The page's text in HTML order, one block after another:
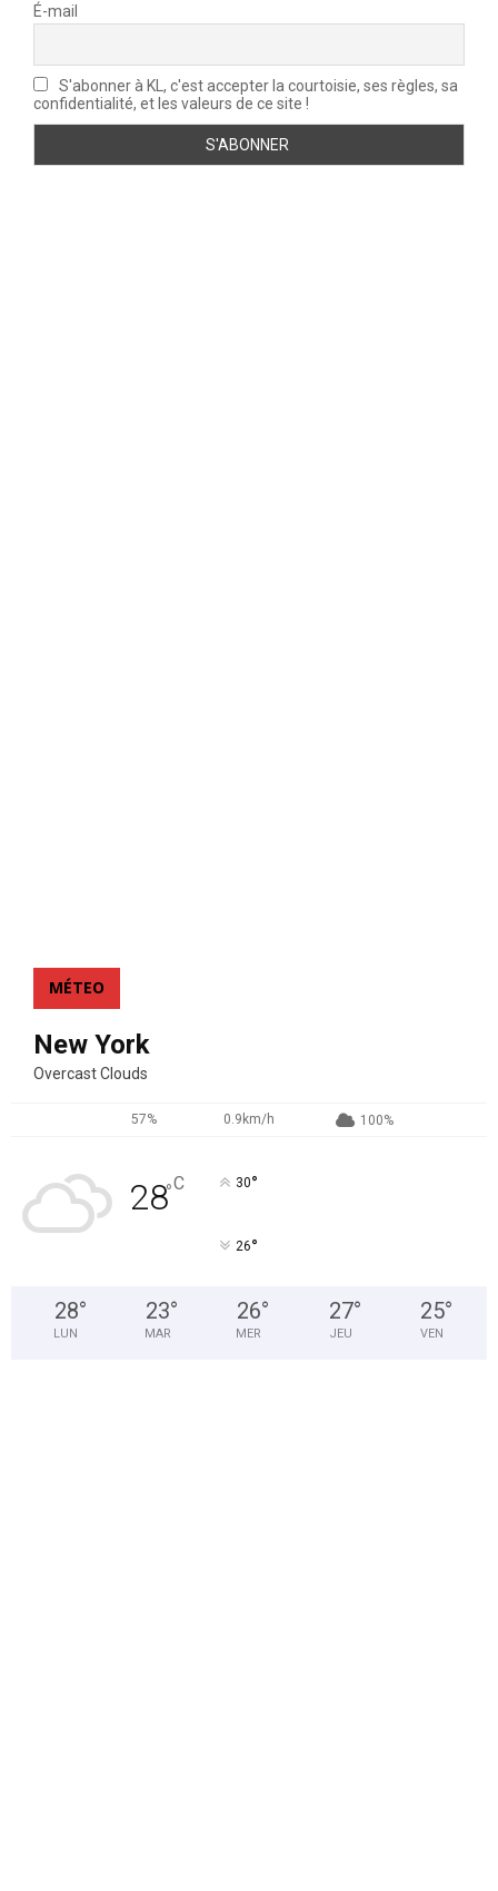
É-mail
S'abonner à KL, c'est accepter la courtoisie, ses règles, sa
confidentialité, et les valeurs de ce site !
MÉTEO
New York
Overcast Clouds
57% 0.9km/h 100%
28°C 30°
26°
28°
LUN
23°
MAR
26°
MER
27°
JEU
25°
VEN